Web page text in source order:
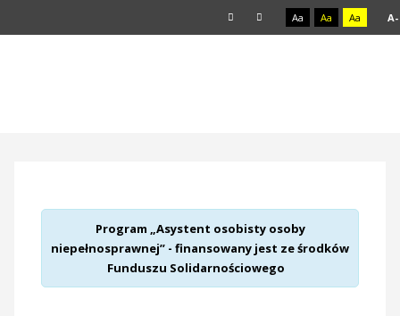
Aa Aa Aa A-
Program „Asystent osobisty osoby
niepełnosprawnej” - finansowany jest ze środków
Funduszu Solidarnościowego